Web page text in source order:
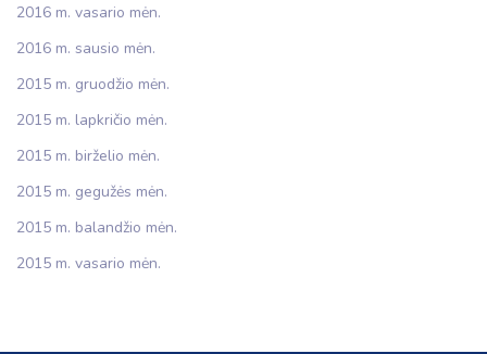
2016 m. vasario mėn.
2016 m. sausio mėn.
2015 m. gruodžio mėn.
2015 m. lapkričio mėn.
2015 m. birželio mėn.
2015 m. gegužės mėn.
2015 m. balandžio mėn.
2015 m. vasario mėn.